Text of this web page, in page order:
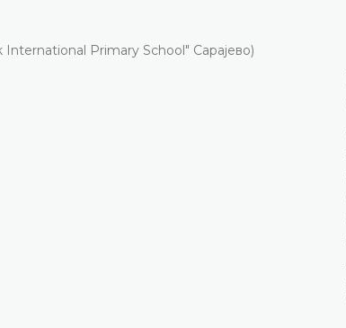
Primary School" Сарајево)